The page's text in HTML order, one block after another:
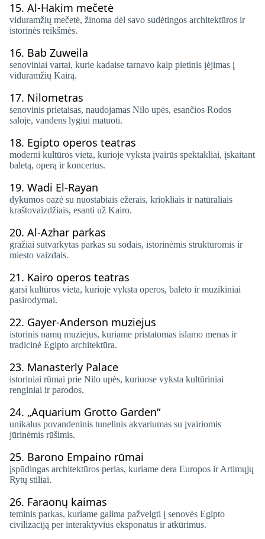
15. Al-Hakim mečetė
viduramžių mečetė, žinoma dėl savo sudėtingos architektūros ir
istorinės reikšmės.
16. Bab Zuweila
senoviniai vartai, kurie kadaise tarnavo kaip pietinis įėjimas į
viduramžių Kairą.
17. Nilometras
senovinis prietaisas, naudojamas Nilo upės, esančios Rodos
saloje, vandens lygiui matuoti.
18. Egipto operos teatras
moderni kultūros vieta, kurioje vyksta įvairūs spektakliai, įskaitant
baletą, operą ir koncertus.
19. Wadi El-Rayan
dykumos oazė su nuostabiais ežerais, kriokliais ir natūraliais
kraštovaizdžiais, esanti už Kairo.
20. Al-Azhar parkas
gražiai sutvarkytas parkas su sodais, istorinėmis struktūromis ir
miesto vaizdais.
21. Kairo operos teatras
garsi kultūros vieta, kurioje vyksta operos, baleto ir muzikiniai
pasirodymai.
22. Gayer-Anderson muziejus
istorinis namų muziejus, kuriame pristatomas islamo menas ir
tradicinė Egipto architektūra.
23. Manasterly Palace
istoriniai rūmai prie Nilo upės, kuriuose vyksta kultūriniai
renginiai ir parodos.
24. „Aquarium Grotto Garden“
unikalus povandeninis tunelinis akvariumas su įvairiomis
jūrinėmis rūšimis.
25. Barono Empaino rūmai
įspūdingas architektūros perlas, kuriame dera Europos ir Artimųjų
Rytų stiliai.
26. Faraonų kaimas
teminis parkas, kuriame galima pažvelgti į senovės Egipto
civilizaciją per interaktyvius eksponatus ir atkūrimus.